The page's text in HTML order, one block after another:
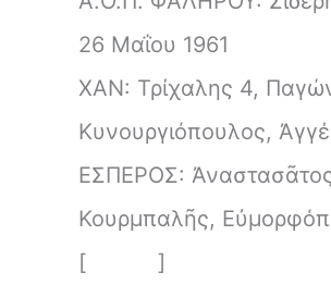
26 Μαΐου 1961
ΧΑΝ: Τρίχαλης 4,
Κυνουργιόπουλος,
ΕΣΠΕΡΟΣ:
Κουρμπαλῆς,
[ ]